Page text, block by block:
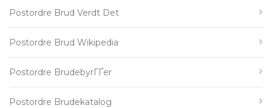
Postordre Brud Verdt Det
Postordre Brud Wikipedia
Postordre BrudebyrГҐer
Postordre Brudekatalog